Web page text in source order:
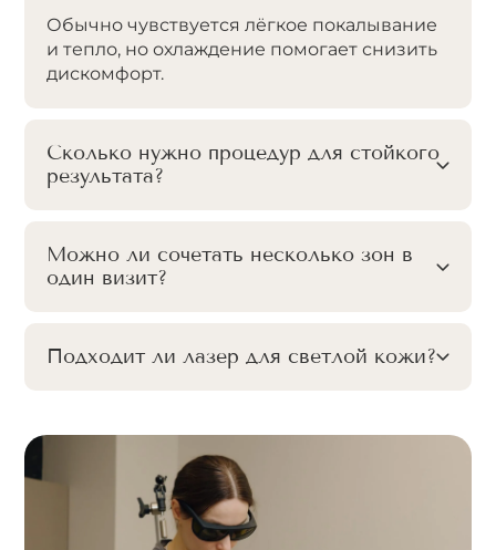
Обычно чувствуется лёгкое покалывание
и тепло, но охлаждение помогает снизить
дискомфорт.
Сколько нужно процедур для стойкого
результата?
Можно ли сочетать несколько зон в
один визит?
Подходит ли лазер для светлой кожи?